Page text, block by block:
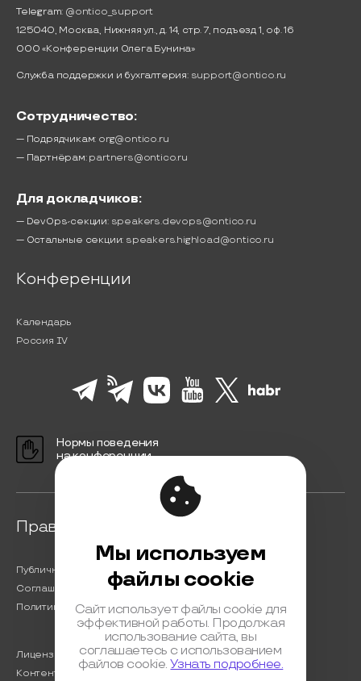
Telegram: @ontico_support
125040, Москва, Нижняя ул., д. 14, стр. 7, подъезд 1, оф. 16
ООО «Конференции Олега Бунина»
Служба поддержки и бухгалтерия: support@ontico.ru
Сотрудничество:
— Подрядчикам: org@ontico.ru
— Партнёрам: partners@ontico.ru
Для докладчиков:
— DevOps-секции: speakers.devops@ontico.ru
— Остальные секции: speakers.highload@ontico.ru
Конференции
Календарь
Россия IV
Нормы поведения
на конференции
Правовая информация
Публичная оферта
Соглашение на обработку персональных данных
Политика обработки персональных данных
Лицензионный договор с Автором
Контентная политика конференции
Мы используем
файлы cookie
Сайт использует файлы cookie для
эффективной работы. Продолжая
использование сайта, вы
соглашаетесь с использованием
файлов cookie.Узнать подробнее.